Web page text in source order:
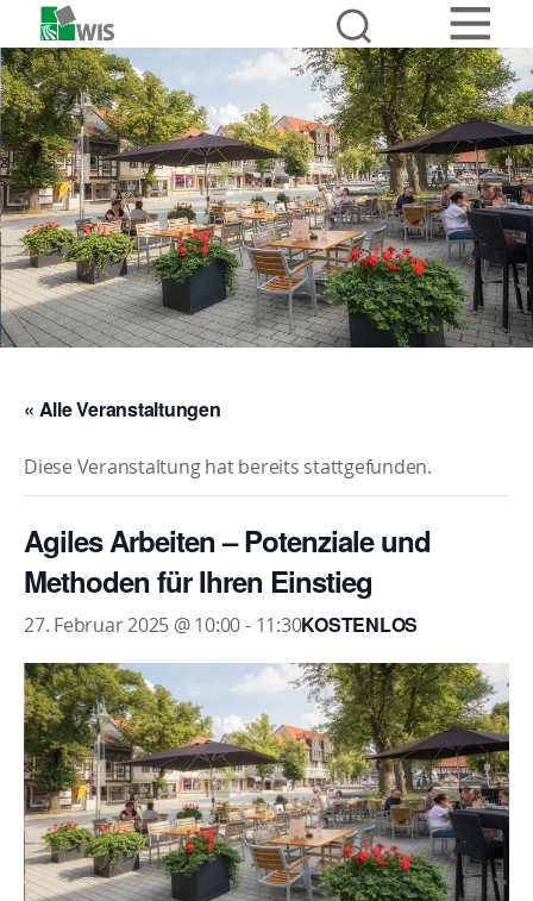
« Alle Veranstaltungen
Diese Veranstaltung hat bereits stattgefunden.
Agiles Arbeiten – Potenziale und
Methoden für Ihren Einstieg
27. Februar 2025 @ 10:00- 11:30KOSTENLOS